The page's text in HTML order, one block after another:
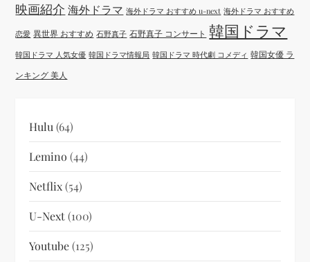
映画紹介 海外ドラマ 海外ドラマ おすすめ u-next 海外ドラマ おすすめ
恋愛 異世界 おすすめ 石野真子 石野真子 コンサート 韓国ドラマ
韓国ドラマ 人気女優 韓国ドラマ情報局 韓国ドラマ 時代劇 コメディ 韓国女優 ラ
ンキング 美人
Hulu (64)
Lemino (44)
Netflix(54)
U-Next(100)
Youtube(125)